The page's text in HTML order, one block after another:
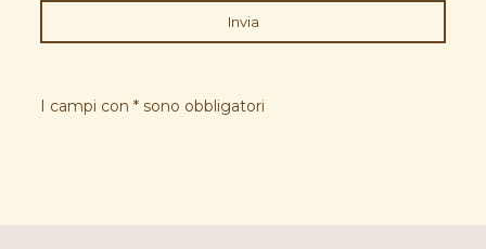
I campi con * sono obbligatori